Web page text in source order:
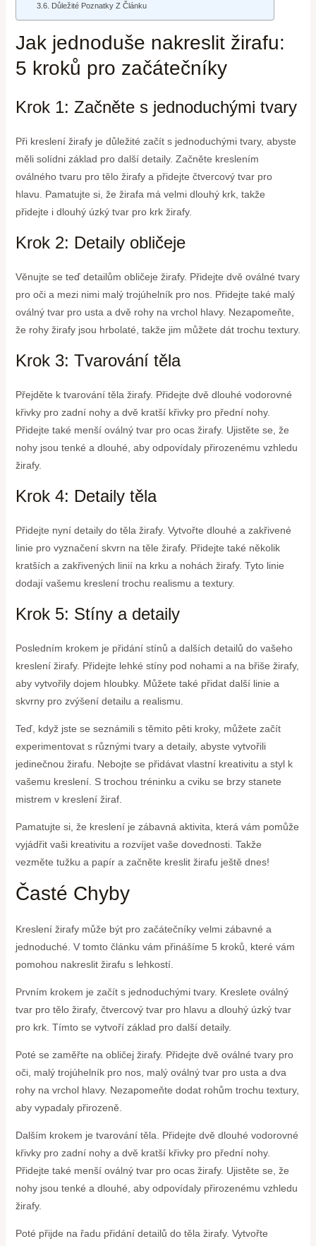
Důležité Poznatky Z Článku
Jak jednoduše nakreslit žirafu:
5 kroků pro začátečníky
Krok 1: Začněte s jednoduchými tvary
Při kreslení žirafy je důležité začít s jednoduchými tvary, abyste
měli solídni základ pro další detaily. Začněte kreslením
oválného tvaru pro tělo žirafy a přidejte čtvercový tvar pro
hlavu. Pamatujte si, že žirafa má velmi dlouhý krk, takže
přidejte i dlouhý úzký tvar pro krk žirafy.
Krok 2: Detaily obličeje
Věnujte se teď detailům obličeje žirafy. Přidejte dvě oválné tvary
pro oči a mezi nimi malý trojúhelník pro nos. Přidejte také malý
oválný tvar pro usta a dvě rohy na vrchol hlavy. Nezapomeňte,
že rohy žirafy jsou hrbolaté, takže jim můžete dát trochu textury.
Krok 3: Tvarování těla
Přejděte k tvarování těla žirafy. Přidejte dvě dlouhé vodorovné
křivky pro zadní nohy a dvě kratší křivky pro přední nohy.
Přidejte také menší oválný tvar pro ocas žirafy. Ujistěte se, že
nohy jsou tenké a dlouhé, aby odpovídaly přirozenému vzhledu
žirafy.
Krok 4: Detaily těla
Přidejte nyní detaily do těla žirafy. Vytvořte dlouhé a zakřivené
linie pro vyznačení skvrn na těle žirafy. Přidejte také několik
kratších a zakřivených linií na krku a nohách žirafy. Tyto linie
dodají vašemu kreslení trochu realismu a textury.
Krok 5: Stíny a detaily
Posledním krokem je přidání stínů a dalších detailů do vašeho
kreslení žirafy. Přidejte lehké stíny pod nohami a na břiše žirafy,
aby vytvořily dojem hloubky. Můžete také přidat další linie a
skvrny pro zvýšení detailu a realismu.
Teď, když jste se seznámili s těmito pěti kroky, můžete začít
experimentovat s různými tvary a detaily, abyste vytvořili
jedinečnou žirafu. Nebojte se přidávat vlastní kreativitu a styl k
vašemu kreslení. S trochou tréninku a cviku se brzy stanete
mistrem v kreslení žiraf.
Pamatujte si, že kreslení je zábavná aktivita, která vám pomůže
vyjádřit vaši kreativitu a rozvíjet vaše dovednosti. Takže
vezměte tužku a papír a začněte kreslit žirafu ještě dnes!
Časté Chyby
Kreslení žirafy může být pro začátečníky velmi zábavné a
jednoduché. V tomto článku vám přinášíme 5 kroků, které vám
pomohou nakreslit žirafu s lehkostí.
Prvním krokem je začít s jednoduchými tvary. Kreslete oválný
tvar pro tělo žirafy, čtvercový tvar pro hlavu a dlouhý úzký tvar
pro krk. Tímto se vytvoří základ pro další detaily.
Poté se zaměřte na obličej žirafy. Přidejte dvě oválné tvary pro
oči, malý trojúhelník pro nos, malý oválný tvar pro usta a dva
rohy na vrchol hlavy. Nezapomeňte dodat rohům trochu textury,
aby vypadaly přirozeně.
Dalším krokem je tvarování těla. Přidejte dvě dlouhé vodorovné
křivky pro zadní nohy a dvě kratší křivky pro přední nohy.
Přidejte také menší oválný tvar pro ocas žirafy. Ujistěte se, že
nohy jsou tenké a dlouhé, aby odpovídaly přirozenému vzhledu
žirafy.
Poté přijde na řadu přidání detailů do těla žirafy. Vytvořte